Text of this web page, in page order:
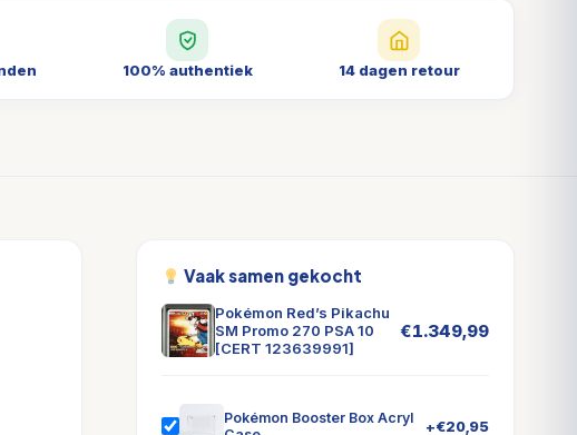
100% authentiek 14 dagen retour
Vaak samen gekocht
Pokémon Red’s Pikachu
SM Promo 270 PSA 10
[CERT 123639991]
€1.349,99
Pokémon Booster Box Acryl
+€20,95